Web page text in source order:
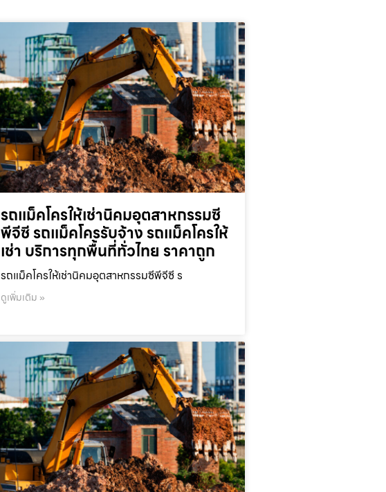
รถแม็คโครให้เช่านิคมอุตสาหกรรมซี
พีจีซี รถแม็คโครรับจ้าง รถแม็คโครให้
เช่า บริการทุกพื้นที่ทั่วไทย ราคาถูก
รถแม็คโครให้เช่านิคมอุตสาหกรรมซีพีจีซี ร
ดูเพิ่มเติม »